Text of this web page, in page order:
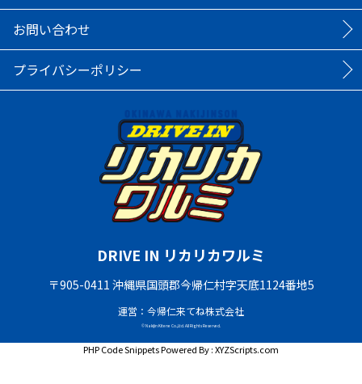
お問い合わせ
プライバシーポリシー
DRIVE IN リカリカワルミ
〒905-0411 沖縄県国頭郡今帰仁村字天底1124番地5
運営：今帰仁来てね株式会社
© Nakijin Kitene Co.,Ltd. All Rights Reserved.
PHP Code SnippetsPowered By :XYZScripts.com